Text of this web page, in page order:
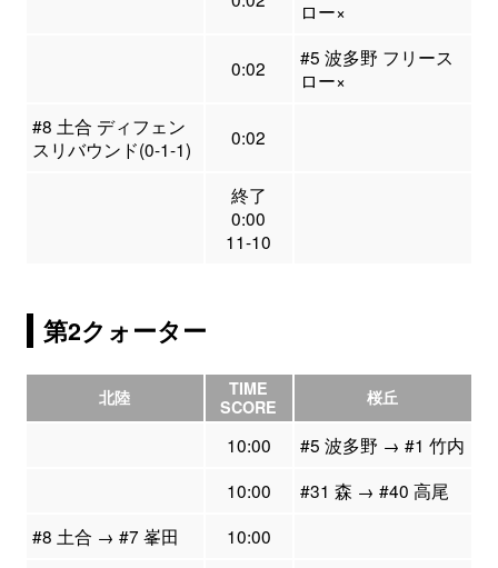
ロー×
0:02
#5 波多野 フリース
ロー×
#8 土合 ディフェン
スリバウンド(0-1-1)
0:02
終了
0:00
11-10
第2クォーター
北陸
TIME
SCORE
桜丘
10:00
#5 波多野 → #1 竹内
10:00
#31 森 → #40 高尾
#8 土合 → #7 峯田
10:00